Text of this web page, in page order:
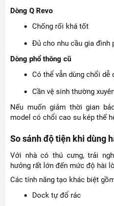
Dòng Q Revo
Chống rối khá tốt
Đủ cho nhu cầu gia đình
Dòng phổ thông cũ
Có thể vẫn dùng chổi dễ
Cần vệ sinh thường
Nếu muốn giảm thời gian
model có chổi cao su kép thế
So sánh độ tiện khi dùng
Với nhà có thú cưng, trải
hưởng rất lớn đến mức độ hài
Các tính năng tạo khác biệt
Dock tự đổ rác